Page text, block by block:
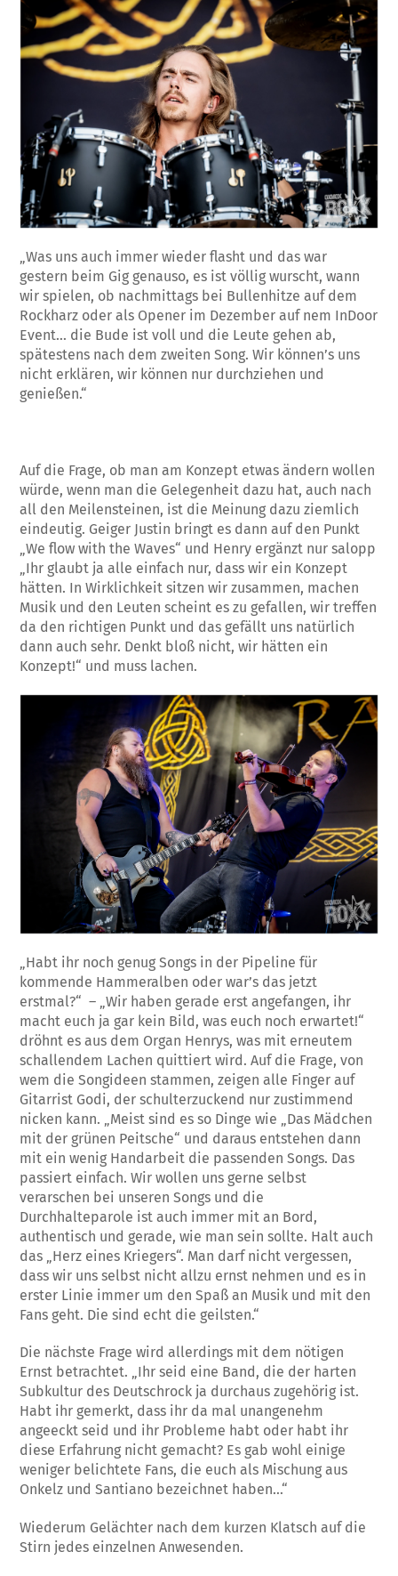
„Was uns auch immer wieder flasht und das war
gestern beim Gig genauso, es ist völlig wurscht, wann
wir spielen, ob nachmittags bei Bullenhitze auf dem
Rockharz oder als Opener im Dezember auf nem InDoor
Event… die Bude ist voll und die Leute gehen ab,
spätestens nach dem zweiten Song. Wir können’s uns
nicht erklären, wir können nur durchziehen und
genießen.“
Auf die Frage, ob man am Konzept etwas ändern wollen
würde, wenn man die Gelegenheit dazu hat, auch nach
all den Meilensteinen, ist die Meinung dazu ziemlich
eindeutig. Geiger Justin bringt es dann auf den Punkt
„We flow with the Waves“ und Henry ergänzt nur salopp
„Ihr glaubt ja alle einfach nur, dass wir ein Konzept
hätten. In Wirklichkeit sitzen wir zusammen, machen
Musik und den Leuten scheint es zu gefallen, wir treffen
da den richtigen Punkt und das gefällt uns natürlich
dann auch sehr. Denkt bloß nicht, wir hätten ein
Konzept!“ und muss lachen.
„Habt ihr noch genug Songs in der Pipeline für
kommende Hammeralben oder war’s das jetzt
erstmal?“ – „Wir haben gerade erst angefangen, ihr
macht euch ja gar kein Bild, was euch noch erwartet!“
dröhnt es aus dem Organ Henrys, was mit erneutem
schallendem Lachen quittiert wird. Auf die Frage, von
wem die Songideen stammen, zeigen alle Finger auf
Gitarrist Godi, der schulterzuckend nur zustimmend
nicken kann. „Meist sind es so Dinge wie „Das Mädchen
mit der grünen Peitsche“ und daraus entstehen dann
mit ein wenig Handarbeit die passenden Songs. Das
passiert einfach. Wir wollen uns gerne selbst
verarschen bei unseren Songs und die
Durchhalteparole ist auch immer mit an Bord,
authentisch und gerade, wie man sein sollte. Halt auch
das „Herz eines Kriegers“. Man darf nicht vergessen,
dass wir uns selbst nicht allzu ernst nehmen und es in
erster Linie immer um den Spaß an Musik und mit den
Fans geht. Die sind echt die geilsten.“
Die nächste Frage wird allerdings mit dem nötigen
Ernst betrachtet. „Ihr seid eine Band, die der harten
Subkultur des Deutschrock ja durchaus zugehörig ist.
Habt ihr gemerkt, dass ihr da mal unangenehm
angeeckt seid und ihr Probleme habt oder habt ihr
diese Erfahrung nicht gemacht? Es gab wohl einige
weniger belichtete Fans, die euch als Mischung aus
Onkelz und Santiano bezeichnet haben…“
Wiederum Gelächter nach dem kurzen Klatsch auf die
Stirn jedes einzelnen Anwesenden.